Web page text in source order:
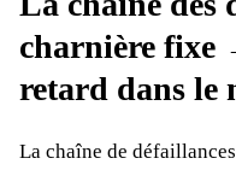
charnière fixe
retard dans le
La chaîne de